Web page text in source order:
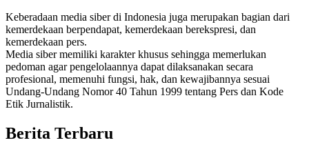
Keberadaan media siber di Indonesia juga merupakan bagian dari
kemerdekaan berpendapat, kemerdekaan berekspresi, dan
kemerdekaan pers.
Media siber memiliki karakter khusus sehingga memerlukan
pedoman agar pengelolaannya dapat dilaksanakan secara
profesional, memenuhi fungsi, hak, dan kewajibannya sesuai
Undang-Undang Nomor 40 Tahun 1999 tentang Pers dan Kode
Etik Jurnalistik.
Berita Terbaru